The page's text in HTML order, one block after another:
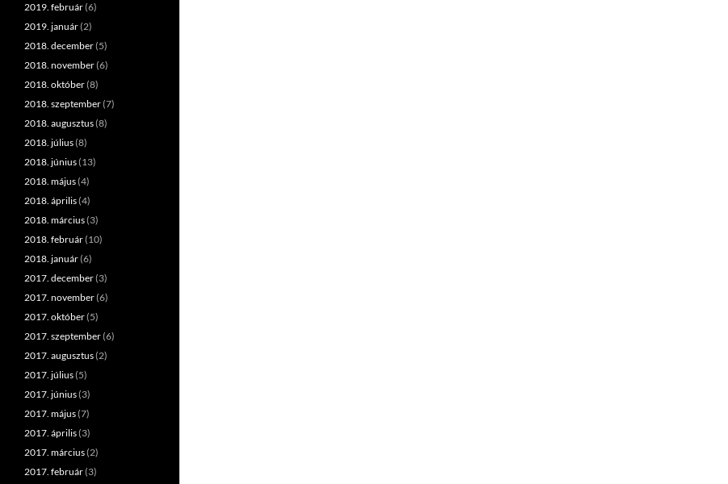
2019. február(6)
2019. január(2)
2018. december(5)
2018. november(6)
2018. október(8)
2018. szeptember(7)
2018. augusztus(8)
2018. július(8)
2018. június(13)
2018. május(4)
2018. április(4)
2018. március(3)
2018. február(10)
2018. január(6)
2017. december(3)
2017. november(6)
2017. október(5)
2017. szeptember(6)
2017. augusztus(2)
2017. július(5)
2017. június(3)
2017. május(7)
2017. április(3)
2017. március(2)
2017. február(3)